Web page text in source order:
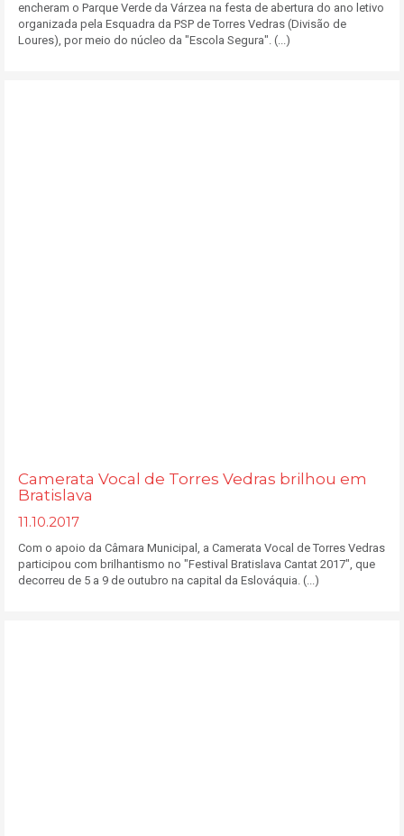
encheram o Parque Verde da Várzea na festa de abertura do ano letivo
organizada pela Esquadra da PSP de Torres Vedras (Divisão de
Loures), por meio do núcleo da "Escola Segura". (...)
Camerata Vocal de Torres Vedras brilhou em
Bratislava
11.10.2017
Com o apoio da Câmara Municipal, a Camerata Vocal de Torres Vedras
participou com brilhantismo no "Festival Bratislava Cantat 2017", que
decorreu de 5 a 9 de outubro na capital da Eslováquia. (...)